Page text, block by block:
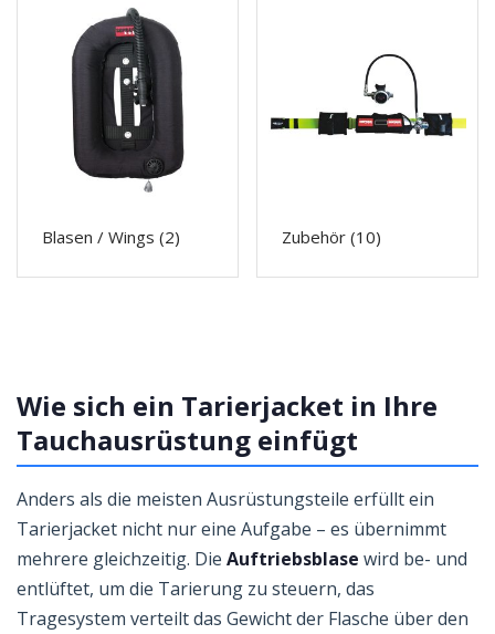
Blasen / Wings (2) Zubehör(10)
Wie sich ein Tarierjacket in Ihre
Tauchausrüstung einfügt
Anders als die meisten Ausrüstungsteile erfüllt ein
Tarierjacket nicht nur eine Aufgabe – es übernimmt
mehrere gleichzeitig. Die Auftriebsblase wird be- und
entlüftet, um die Tarierung zu steuern, das
Tragesystem verteilt das Gewicht der Flasche über den